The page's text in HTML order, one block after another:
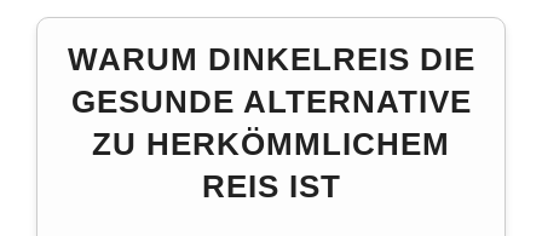
WARUM DINKELREIS DIE
GESUNDE ALTERNATIVE
ZU HERKÖMMLICHEM
REIS IST